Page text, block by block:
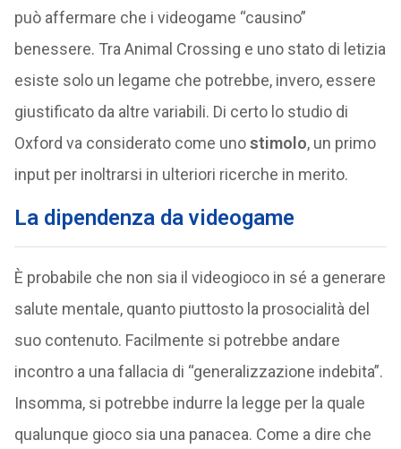
può affermare che i videogame “causino”
benessere. Tra Animal Crossing e uno stato di letizia
esiste solo un legame che potrebbe, invero, essere
giustificato da altre variabili. Di certo lo studio di
Oxford va considerato come unostimolo, un primo
input per inoltrarsi in ulteriori ricerche in merito.
La dipendenza da videogame
È probabile che non sia il videogioco in sé a generare
salute mentale, quanto piuttosto la prosocialità del
suo contenuto. Facilmente si potrebbe andare
incontro a una fallacia di “generalizzazione indebita”.
Insomma, si potrebbe indurre la legge per la quale
qualunque gioco sia una panacea. Come a dire che